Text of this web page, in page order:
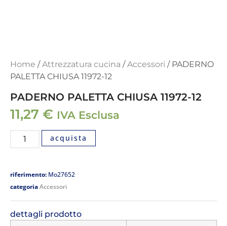
Home /Attrezzatura cucina /Accessori / PADERNO
PALETTA CHIUSA 11972-12
PADERNO PALETTA CHIUSA 11972-12
11,27 € IVA Esclusa
acquista
riferimento: Mo27652
categoriaAccessori
dettagli prodotto